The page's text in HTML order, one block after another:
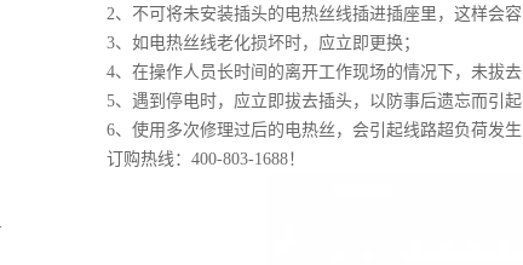
2、不可将未安装插头的电热丝线插进插座里，这样会容
3、如电热丝线老化损坏时，应立即更换；
4、在操作人员长时间的离开工作现场的情况下，未拔
5、遇到停电时，应立即拔去插头，以防事后遗忘而引起
6、使用多次修理过后的电热丝，会引起线路超负荷发生
订购热线：400-803-1688！